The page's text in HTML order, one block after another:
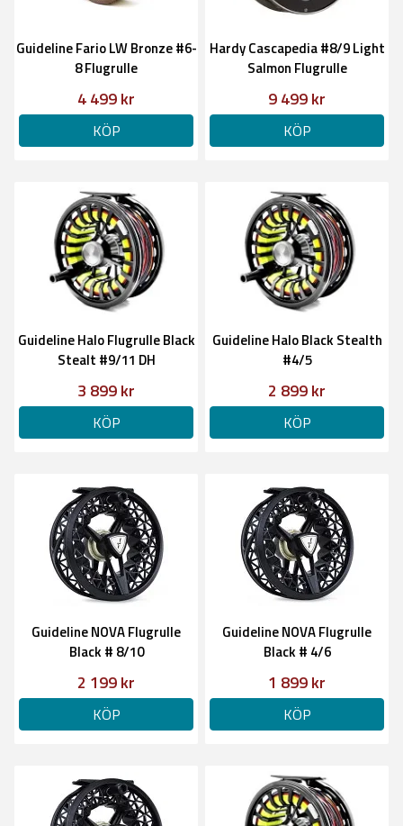
Guideline Fario LW Bronze #6-
8 Flugrulle
4 499 kr
KÖP
Hardy Cascapedia #8/9 Light
Salmon Flugrulle
9 499 kr
KÖP
Guideline Halo Flugrulle Black
Stealt #9/11 DH
3 899 kr
KÖP
Guideline Halo Black Stealth
#4/5
2 899 kr
KÖP
Guideline NOVA Flugrulle
Black # 8/10
2 199 kr
KÖP
Guideline NOVA Flugrulle
Black # 4/6
1 899 kr
KÖP